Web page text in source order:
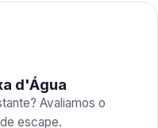
d'Água
Avaliamos o
escape.